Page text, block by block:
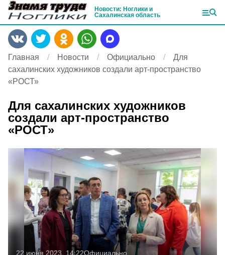
Новости: Ноглики и
Сахалинская область
Главная Новости Официально
Для
сахалинских художников создали арт-пространство
«РОСТ»
Для сахалинских художников
создали арт-пространство
«РОСТ»
22 июня 2023, 14:22Официально